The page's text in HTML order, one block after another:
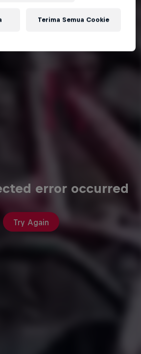
error occurred
Try Again
Terima Semua Cookie